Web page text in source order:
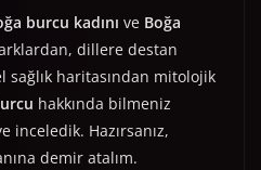
burcu kadını ve Boğa
dillere destan
sağlık haritasından mitolojik
hakkında bilmeniz
inceledik. Hazırsanız,
demir atalım.